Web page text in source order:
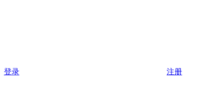
登录 注册